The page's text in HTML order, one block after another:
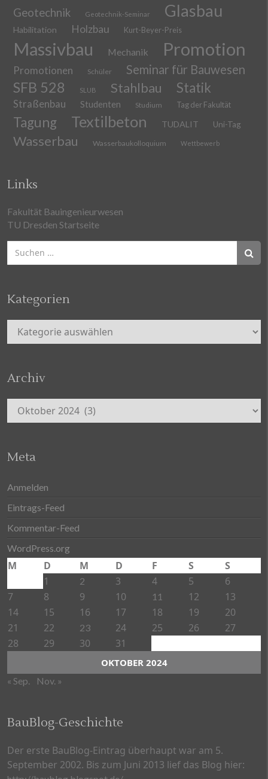
Geotechnik Geotechnik-Seminar Glasbau
Habilitation Holzbau Kurt-Beyer-Preis
Massivbau Mechanik Promotion
Promotionen Schüler Seminar für Bauwesen
SFB 528 SLUB Stahlbau Statik
Straßenbau Studenten Studium Tag der Fakultät
Tagung Textilbeton TUDALIT Uni-Tag
Wasserbau Wasserbaukolloquium Wettbewerb
Links
Fakultät Bauingenieurwesen
TU Dresden Startseite
nach:
Kategorien
Kategorien
Archiv
Archiv
Meta
Anmelden
Eintrags-Feed
Kommentar-Feed
WordPress.org
OKTOBER 2024
M D M D F S
S
1
2 3 4 5
6
7
8 9 10 11 12
13
14
15 16 17 18 19
20
21
22 23 24 25 26
27
28
29 30 31
« Sep. Nov. »
BauBlog-Geschichte
Der erste BauBlog-Eintrag überhaupt war am 5.
September 2002. Bis zum Juni 2013 lief das Blog hier: